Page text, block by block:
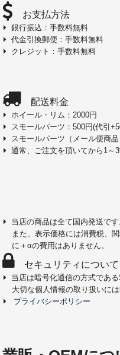
お支払方法
銀行振込：手数料無料
代金引換郵便：手数料無料
クレジット：手数料無料
配送料金
ホイール・リム：2000円
スモールパーツ：500円(代引
スモールパーツ（メール便商
通常、ご注文を頂いてから1～
当店の商品は全て国内発送で
また、表示価格には消費税、
に＋αの費用はありません。
セキュリティについて
当店は暗号化通信の方式であ
大切な個人情報の取り扱いに
プライバシーポリシー